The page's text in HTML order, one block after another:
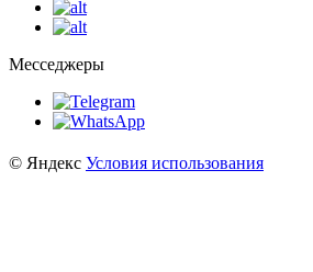
Месседжеры
© Яндекс Условия использования